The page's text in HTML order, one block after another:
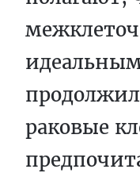
раковые